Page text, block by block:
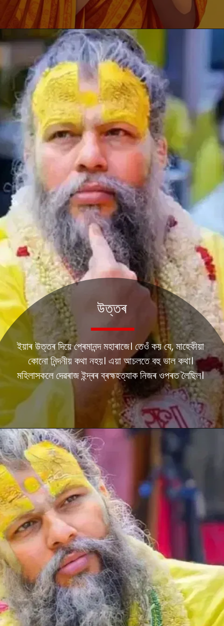
ইয়াৰ উত্তৰ দিয়ে প্ৰেমানন্দ মহাৰাজে। তেওঁ কয় যে, মাহেকীয়া
কোনো নিন্দনীয় কথা নহয়। এয়া আচলতে বহু ভাল কথা।
মহিলাসকলে দেৱৰাজ ইন্দ্ৰৰ ব্ৰহ্মহত্যাক নিজৰ ওপৰত লৈছিল।
উত্তৰ